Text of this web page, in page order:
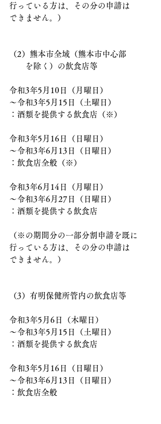
行っている方は、その分の申請は
できません。）
（2）熊本市全域（熊本市中心部
を除く）の飲食店等
令和3年5月10日（月曜日）
～令和3年5月15日（土曜日）
：酒類を提供する飲食店（※）
令和3年5月16日（日曜日）
～令和3年6月13日（日曜日）
：飲食店全般（※）
令和3年6月14日（月曜日）
～令和3年6月27日（日曜日）
：酒類を提供する飲食店
（※の期間分の一部分割申請を既に
行っている方は、その分の申請は
できません。）
（3）有明保健所管内の飲食店等
令和3年5月6日（木曜日）
～令和3年5月15日（土曜日）
：酒類を提供する飲食店
令和3年5月16日（日曜日）
～令和3年6月13日（日曜日）
：飲食店全般